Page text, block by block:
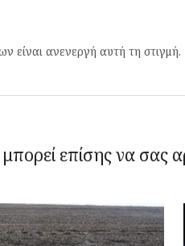
είναι ανενεργή αυτή τη στιγμή.
επίσης να σας